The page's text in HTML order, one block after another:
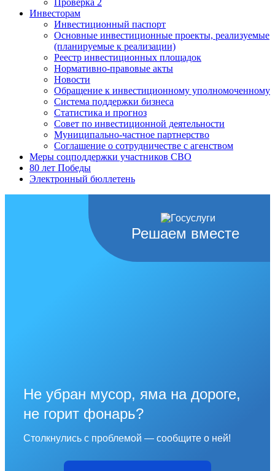
Проверка 2
Инвесторам
Инвестиционный паспорт
Основные инвестиционные проекты, реализуемые
(планируемые к реализации)
Реестр инвестиционных площадок
Нормативно-правовые акты
Новости
Обращение к инвестиционному уполномоченному
Система поддержки бизнеса
Статистика и прогноз
Совет по инвестиционной деятельности
Муниципально-частное партнерство
Соглашение о сотрудничестве с агенством
Меры соцподдержки участников СВО
80 лет Победы
Электронный бюллетень
Решаем вместе
Не убран мусор, яма на дороге,
не горит фонарь?
Столкнулись с проблемой — сообщите о ней!